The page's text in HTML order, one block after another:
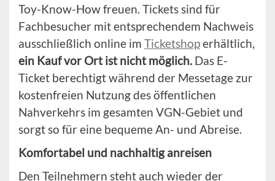
Toy-Know-How freuen. Tickets sind für
Fachbesucher mit entsprechendem Nachweis
ausschließlich online im Ticketshoperhältlich,
ein Kauf vor Ort ist nicht möglich. Das E-
Ticket berechtigt während der Messetage zur
kostenfreien Nutzung des öffentlichen
Nahverkehrs im gesamten VGN-Gebiet und
sorgt so für eine bequeme An- und Abreise.
Komfortabel und nachhaltig anreisen
Den Teilnehmern steht auch wieder der